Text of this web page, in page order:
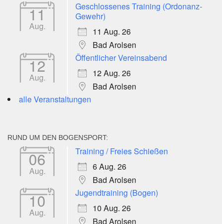
11
Aug.
Geschlossenes Training (Ordonanz-
Gewehr)
11 Aug. 26
Bad Arolsen
12
Aug.
Öffentlicher Vereinsabend
12 Aug. 26
Bad Arolsen
alle Veranstaltungen
RUND UM DEN BOGENSPORT:
06
Aug.
Training / Freies Schießen
6 Aug. 26
Bad Arolsen
10
Aug.
Jugendtraining (Bogen)
10 Aug. 26
Bad Arolsen